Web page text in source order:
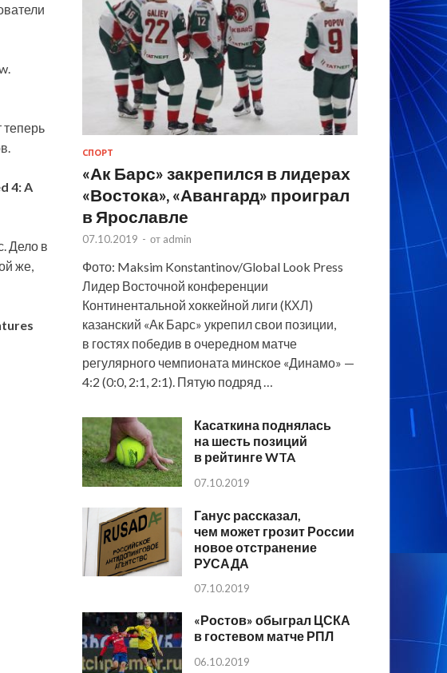
теперь
4: A
Дело в
же,
СПОРТ
«Ак Барс» закрепился в лидерах
«Востока», «Авангард» проиграл
в Ярославле
07.10.2019 - от admin
Фото: Maksim Konstantinov/Global Look Press
Лидер Восточной конференции
Континентальной хоккейной лиги (КХЛ)
казанский «Ак Барс» укрепил свои позиции,
в гостях победив в очередном матче
регулярного чемпионата минское «Динамо» —
4:2 (0:0, 2:1, 2:1). Пятую подряд …
Касаткина поднялась
на шесть позиций
в рейтинге WTA
07.10.2019
Ганус рассказал,
чем может грозит России
новое отстранение
РУСАДА
07.10.2019
«Ростов» обыграл ЦСКА
в гостевом матче РПЛ
06.10.2019